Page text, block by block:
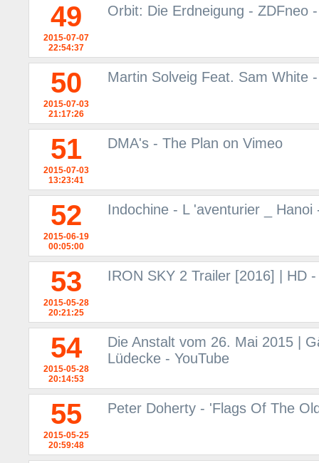
49
2015-07-07
22:54:37
Orbit: Die Erdneigung - ZDFneo
50
2015-07-03
21:17:26
Martin Solveig Feat. Sam White
51
2015-07-03
13:23:41
DMA's - The Plan on Vimeo
52
2015-06-19
00:05:00
Indochine - L 'aventurier _ Hanoi
53
2015-05-28
20:21:25
IRON SKY 2 Trailer [2016] | HD -
54
2015-05-28
20:14:53
Die Anstalt vom 26. Mai 2015 |
Lüdecke - YouTube
55
2015-05-25
20:59:48
Peter Doherty - 'Flags Of The